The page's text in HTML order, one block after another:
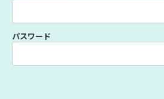
パスワード